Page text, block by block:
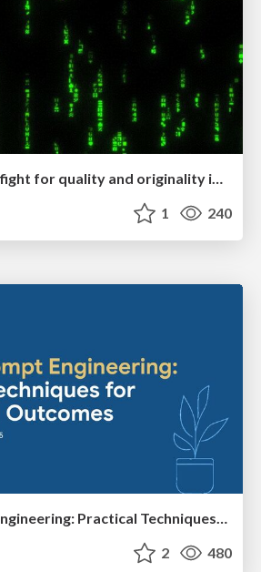
Game over? The fight for quality and originality in the time of robots
1 240
2 480